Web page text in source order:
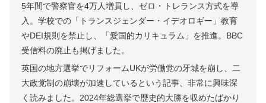
5年間で警察官を4万人増員し、ゼロ・トレランス方式を導
入。学校での「トランスジェンダー・イデオロギー」教育
やDEI規則を禁止し、「愛国的カリキュラム」を推進。BBC
受信料の廃止も掲げました。
英国の地方選挙でリフォームUKが労働党の牙城を崩し、二
大政党制の崩壊が加速しているという記事、非常に興味深
く読みました。2024年総選挙で歴史的大勝を収めたばかり